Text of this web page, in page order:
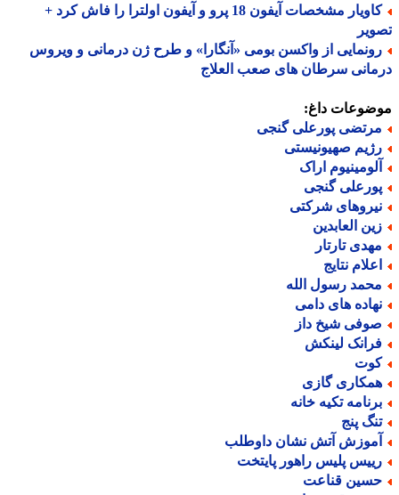
کاویار مشخصات آیفون 18 پرو و آیفون اولترا را فاش کرد +
از واکسن بومی «آنگارا» و طرح ژن درمانی و ویروس
سرطان های صعب العلاج
داغ:
پورعلی گنجی
صهیونیستی
اراک
گنجی
شرکتی
العابدین
تارتار
نتایج
رسول الله
های دامی
شیخ داز
لینکش
گازی
تکیه خانه
پنج
آتش نشان داوطلب
پلیس راهور پایتخت
قناعت